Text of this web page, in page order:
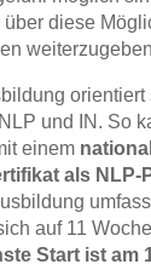
diese
orientiert
und IN. So
einem
als NLP-
auf 11
Start ist am